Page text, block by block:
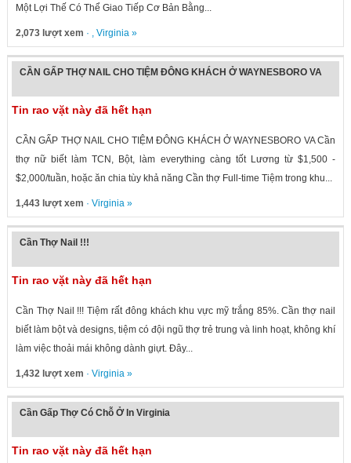
Một Lợi Thế Có Thể Giao Tiếp Cơ Bản Bằng...
2,073 lượt xem · , Virginia»
CẦN GẤP THỢ NAIL CHO TIỆM ĐÔNG KHÁCH Ở WAYNESBORO VA
Tin rao vặt này đã hết hạn
CẦN GẤP THỢ NAIL CHO TIỆM ĐÔNG KHÁCH Ở WAYNESBORO VA Cần
thợ nữ biết làm TCN, Bột, làm everything càng tốt Lương từ $1,500 -
$2,000/tuần, hoặc ăn chia tùy khả năng Cần thợ Full-time Tiệm trong khu...
1,443 lượt xem · Virginia»
Cần Thợ Nail !!!
Tin rao vặt này đã hết hạn
Cần Thợ Nail !!! Tiệm rất đông khách khu vực mỹ trắng 85%. Cần thợ nail
biết làm bột và designs, tiệm có đội ngũ thợ trẻ trung và linh hoạt, không khí
làm việc thoải mái không dành giựt. Đây...
1,432 lượt xem · Virginia»
Cần Gấp Thợ Có Chỗ Ở In Virginia
Tin rao vặt này đã hết hạn